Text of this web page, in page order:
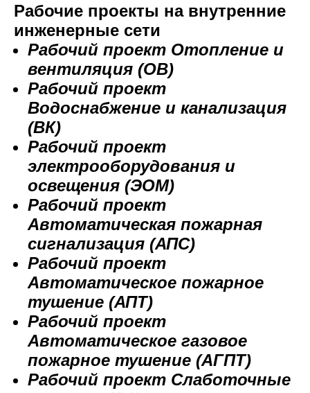
Рабочие проекты на внутренние
инженерные сети
Рабочий проект Отопление и
вентиляция (ОВ)
Рабочий проект
Водоснабжение и канализация
(ВК)
Рабочий проект
электрооборудования и
освещения (ЭОМ)
Рабочий проект
Автоматическая пожарная
сигнализация (АПС)
Рабочий проект
Автоматическое пожарное
тушение (АПТ)
Рабочий проект
Автоматическое газовое
пожарное тушение (АГПТ)
Рабочий проект Слаботочные